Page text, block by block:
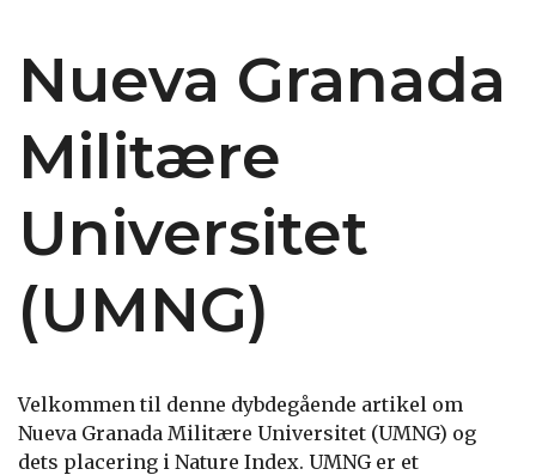
Nueva Granada
Militære
Universitet
(UMNG)
Velkommen til denne dybdegående artikel om
Nueva Granada Militære Universitet (UMNG) og
dets placering i Nature Index. UMNG er et